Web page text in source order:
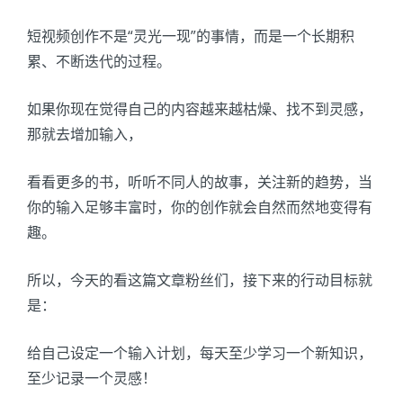
短视频创作不是“灵光一现”的事情，而是一个长期积
累、不断迭代的过程。
如果你现在觉得自己的内容越来越枯燥、找不到灵感，
那就去增加输入，
看看更多的书，听听不同人的故事，关注新的趋势，当
你的输入足够丰富时，你的创作就会自然而然地变得有
趣。
所以，今天的看这篇文章粉丝们，接下来的行动目标就
是：
给自己设定一个输入计划，每天至少学习一个新知识，
至少记录一个灵感！